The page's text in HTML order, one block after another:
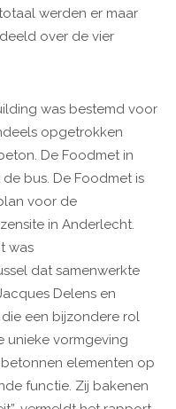
werden er maar
over de vier
was bestemd voor
opgetrokken
De Foodmet in
bus. De Foodmet is
voor de
in Anderlecht.
was
dat samenwerkte
Delens en
een bijzondere rol
unieke vormgeving
elementen op
functie. Zij bakenen